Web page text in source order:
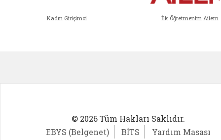
Kadın Girişimci İlk Öğretmenim Ailem
© 2026 Tüm Hakları Saklıdır.
EBYS (Belgenet)
BİTS Yardım Masası